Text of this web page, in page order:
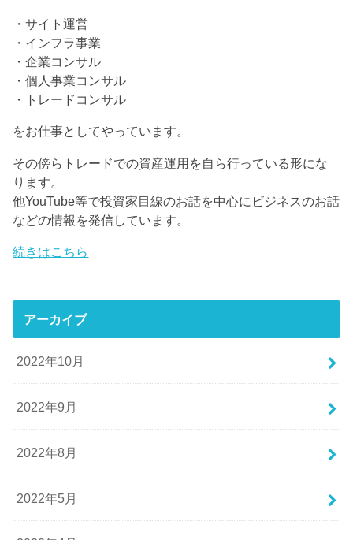
・サイト運営
・インフラ事業
・企業コンサル
・個人事業コンサル
・トレードコンサル
をお仕事としてやっています。
その傍らトレードでの資産運用を自ら行っている形にな
ります。
他YouTube等で投資家目線のお話を中心にビジネスのお話
などの情報を発信しています。
続きはこちら
アーカイブ
2022年10月
2022年9月
2022年8月
2022年5月